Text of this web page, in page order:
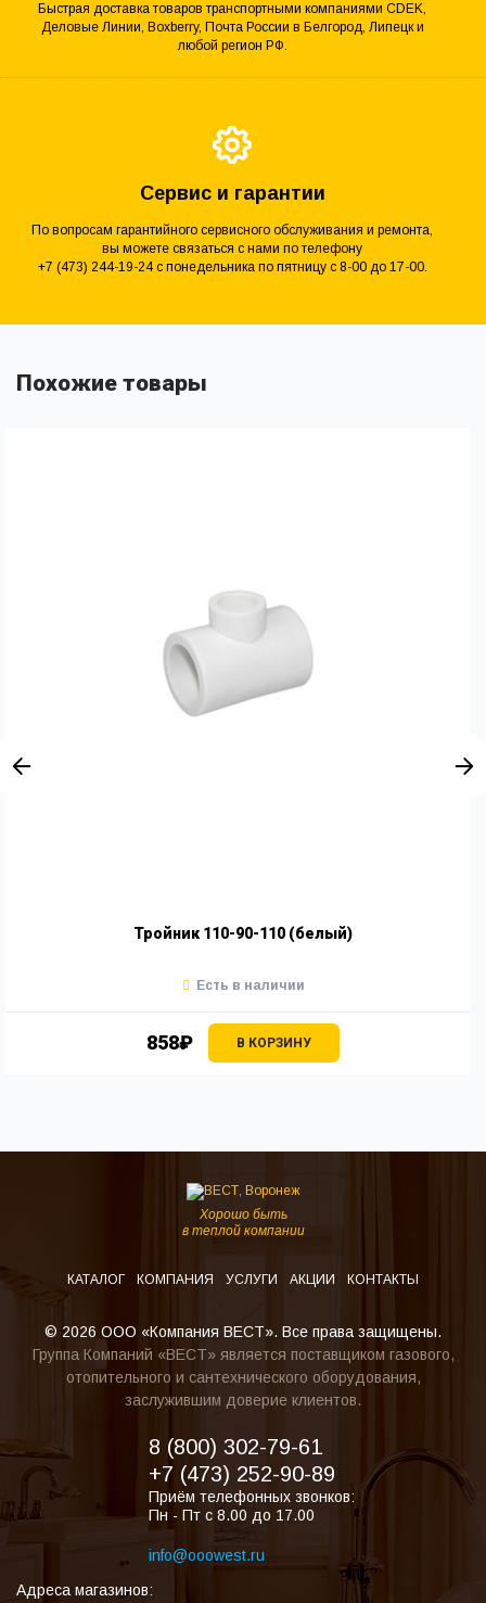
Быстрая доставка товаров транспортными компаниями CDEK,
Деловые Линии, Boxberry, Почта России в Белгород, Липецк и
любой регион РФ.
Сервис и гарантии
По вопросам гарантийного сервисного обслуживания и ремонта,
вы можете связаться с нами по телефону
+7 (473) 244-19-24 с понедельника по пятницу с 8-00 до 17-00.
Похожие товары
Тройник 110-90-110 (белый)
858₽ В КОРЗИНУ
Есть в наличии
Хорошо быть
в теплой компании
КАТАЛОГ КОМПАНИЯ УСЛУГИ АКЦИИ КОНТАКТЫ
© 2026 ООО «Компания ВЕСТ». Все права защищены.
Группа Компаний «ВЕСТ» является поставщиком газового,
отопительного и сантехнического оборудования,
заслужившим доверие клиентов.
8 (800) 302-79-61
+7 (473) 252-90-89
Приём телефонных звонков:
Пн - Пт с 8.00 до 17.00
info@ooowest.ru
Адреса магазинов: